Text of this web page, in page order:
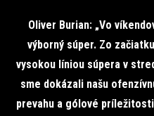
Oliver Burian: „Vo
výborný súper. Zo
vysokou líniou súpera v
sme dokázali našu
prevahu a gólové